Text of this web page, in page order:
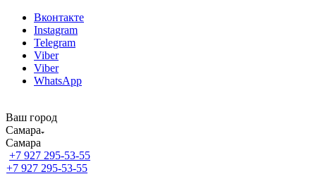
Вконтакте
Instagram
Telegram
Viber
Viber
WhatsApp
Ваш город
Самара
Самара
+7 927 295-53-55
+7 927 295-53-55